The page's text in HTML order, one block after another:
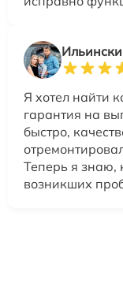
Я хотел найти
гарантия на
быстро,
Теперь я знаю,
возникших